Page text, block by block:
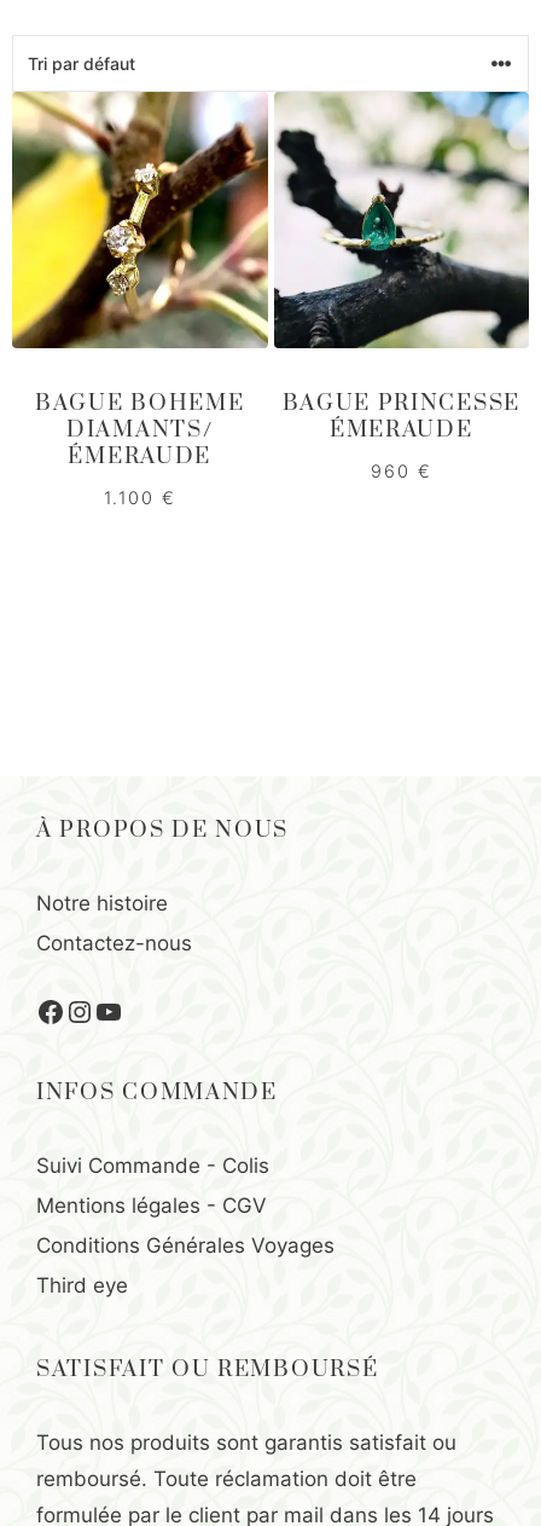
BAGUE BOHEME
DIAMANTS/
ÉMERAUDE
1.100 €
BAGUE PRINCESSE
ÉMERAUDE
960 €
À PROPOS DE NOUS
Notre histoire
Contactez-nous
Facebook
Instagram
YouTube
INFOS COMMANDE
Suivi Commande - Colis
Mentions légales - CGV
Conditions Générales Voyages
Third eye
SATISFAIT OU REMBOURSÉ
Tous nos produits sont garantis satisfait ou
remboursé. Toute réclamation doit être
formulée par le client par mail dans les 14 jours